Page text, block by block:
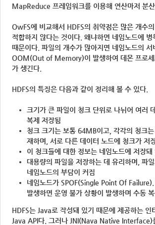
MapReduce 프레임워크를 이용해 연산마저 분
OwFS에 비교해서 HDFS의 취약점은 많은 개수의
적합하지 않다는 것이다. 왜냐하면 네임노드에 병
때문이다. 파일의 개수가 많아지면 네임노드의 서
OOM(Out of Memory)이 발생하여 데몬 프로세
가 생긴다.
HDFS의 특징은 다음과 같이 정리해 볼 수 있다.
크기가 큰 파일이 청크 단위로 나뉘어 여러
복제 저장됨
청크 크기는 보통 64MB이고, 각각의 청크
재하며, 서로 다른 데이터 노드에 청크가 저
이 청크들에 대한 정보는 네임노드에 저장돼
대용량의 파일을 저장하는 데 유리하며, 파
네임노드의 부담이 커짐
네임노드가 SPOF(Single Point Of
발생하면 운영 불가 상황이 발생하며 수동
HDFS는 Java로 작성돼 있기 때문에 제공하는 인
Java API다. 그러나 JNI(Nava Native Interface)